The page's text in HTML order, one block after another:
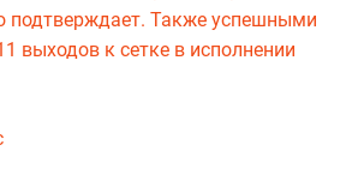
подтверждает. Также успешными
выходов к сетке в исполнении